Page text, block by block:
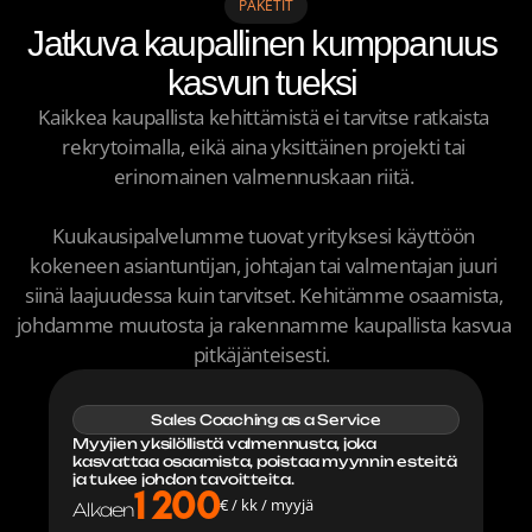
Kaukokiitolaisten henkilökohtaisten LinkedIn-tilien
kautta tehdyt julkaisujen katselukerrat olivat jo parin
kuukauden jälkeen toukokuussa 2024 yli
seitsenkertaiset verrattuna Kaukokiidon LinkedIn-
Tuuli Mäkelä
KAUKOKIITO
PAKETIT
Jatkuva kaupallinen kumppanuus
kasvun tueksi
Kaikkea kaupallista kehittämistä ei tarvitse ratkaista
rekrytoimalla, eikä aina yksittäinen projekti tai
erinomainen valmennuskaan riitä.
Kuukausipalvelumme tuovat yrityksesi käyttöön
kokeneen asiantuntijan, johtajan tai valmentajan juuri
siinä laajuudessa kuin tarvitset. Kehitämme osaamista,
johdamme muutosta ja rakennamme kaupallista kasvua
pitkäjänteisesti.
Sales Coaching as a Service
Myyjien yksilöllistä valmennusta, joka
kasvattaa osaamista, poistaa myynnin esteitä
ja tukee johdon tavoitteita.
Alkaen1 200€ / kk / myyjä